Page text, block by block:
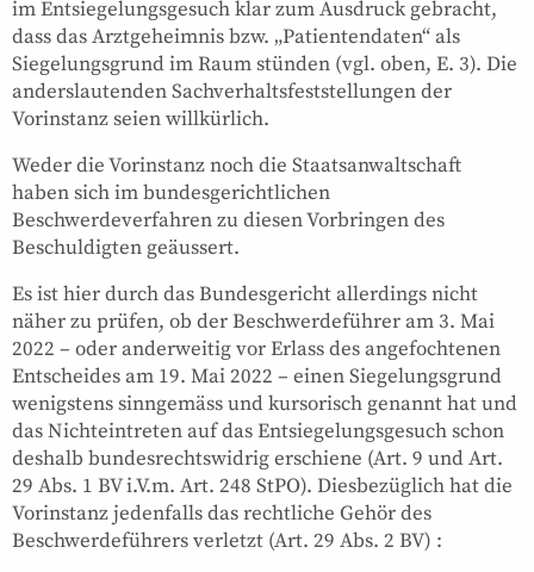
im Entsiegelungsgesuch klar zum Ausdruck gebracht,
dass das Arztgeheimnis bzw. „Patientendaten“ als
Siegelungsgrund im Raum stünden (vgl. oben, E. 3). Die
anderslautenden Sachverhaltsfeststellungen der
Vorinstanz seien willkürlich.
Weder die Vorinstanz noch die Staatsanwaltschaft
haben sich im bundesgerichtlichen
Beschwerdeverfahren zu diesen Vorbringen des
Beschuldigten geäussert.
Es ist hier durch das Bundesgericht allerdings nicht
näher zu prüfen, ob der Beschwerdeführer am 3. Mai
2022 – oder anderweitig vor Erlass des angefochtenen
Entscheides am 19. Mai 2022 – einen Siegelungsgrund
wenigstens sinngemäss und kursorisch genannt hat und
das Nichteintreten auf das Entsiegelungsgesuch schon
deshalb bundesrechtswidrig erschiene (Art. 9 und Art.
29 Abs. 1 BV i.V.m. Art. 248 StPO). Diesbezüglich hat die
Vorinstanz jedenfalls das rechtliche Gehör des
Beschwerdeführers verletzt (Art. 29 Abs. 2 BV) :